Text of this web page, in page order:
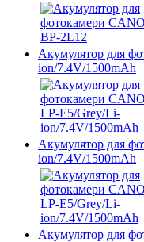
Акумулятор для
ion/7.4V/1500mAh
Акумулятор для
ion/7.4V/1500mAh
Акумулятор для